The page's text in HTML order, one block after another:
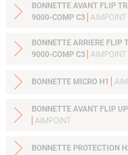
BONNETTE AVANT FLIP
9000-COMP C3
AIMPOINT
BONNETTE ARRIERE FLIP
9000-COMP C3
AIMPOINT
BONNETTE MICRO H1
BONNETTE AVANT FLIP
AIMPOINT
BONNETTE PROTECTION